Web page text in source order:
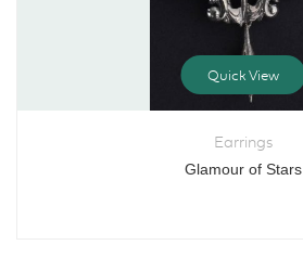
Quick View
Earrings
Glamour of Stars